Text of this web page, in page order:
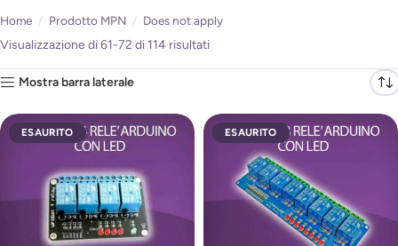
Home / Prodotto MPN / Does not apply
Visualizzazione di 61-72 di 114 risultati
Mostra barra laterale
ESAURITO ESAURITO